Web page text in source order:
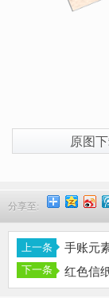
原图
分享至:
手账元
红色信